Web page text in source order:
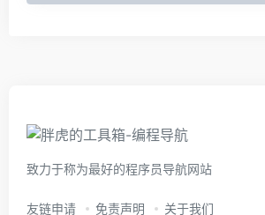
致力于称为最好的程序员导航网站
友链申请 免责声明 关于我们